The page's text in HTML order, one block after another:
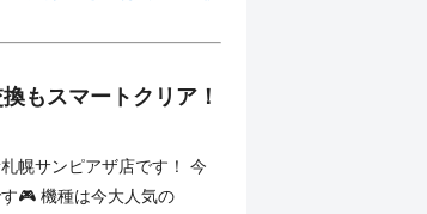
もスマートクリア！
幌サンピアザ店です！ 今
🎮 機種は今大人気の